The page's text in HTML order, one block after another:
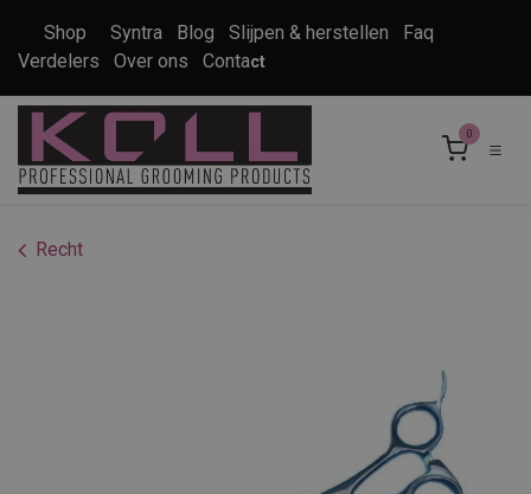
Shop Syntra Blog Slijpen & herstellen
Faq
Verdelers
Over ons Contact
0
Recht